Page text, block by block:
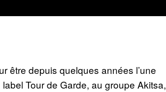
être depuis quelques années l’une
Tour de Garde, au groupe Akitsa,